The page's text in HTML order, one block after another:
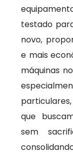
testado
novo,
e mais
máquinas
que
sem